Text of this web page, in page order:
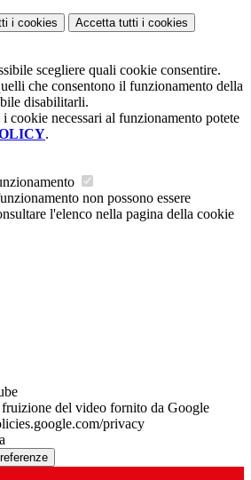
i cookies Accetta tutti i cookies
scegliere quali cookie consentire.
che consentono il funzionamento della
disabilitarli.
cookie necessari al funzionamento potete
.
non possono essere
l'elenco nella pagina della cookie
del video fornito da Google
privacy